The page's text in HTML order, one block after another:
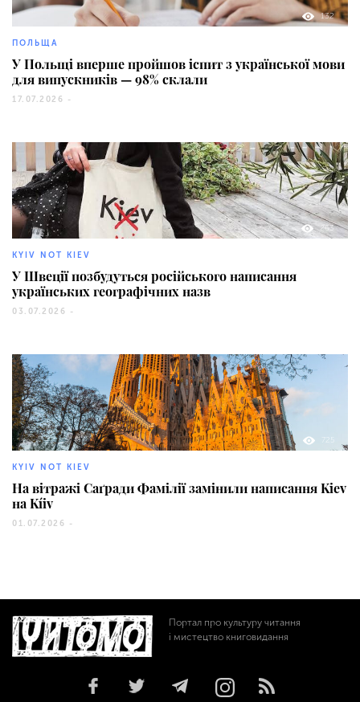
132
ПОЛЬЩА
У Польщі вперше пройшов іспит з української мови
для випускників — 98% склали
17.07.2026 -
263
KYIV NOT KIEV
У Швеції позбудуться російського написання
українських географічних назв
03.07.2026 -
725
KYIV NOT KIEV
На вітражі Саґради Фамілії замінили написання Kiev
на Kíiv
01.07.2026 -
Портал про культуру читання
і мистецтво книговидання